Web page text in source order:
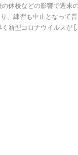
休校などの影響で週末
、練習も中止となって普
新型コロナウイルスが